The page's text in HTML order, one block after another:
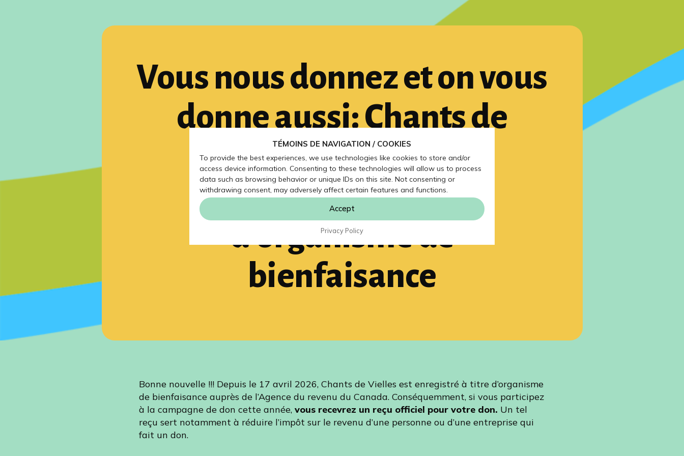
TÉMOINS DE NAVIGATION / COOKIES
To provide the best experiences, we use technologies like cookies to store and/or
access device information. Consenting to these technologies will allow us to process
data such as browsing behavior or unique IDs on this site. Not consenting or
withdrawing consent, may adversely affect certain features and functions.
Accept
Privacy Policy
Vous nous donnez et on vous
donne aussi: Chants de
Vielles maintenant
enregistré à titre
d’organisme de
bienfaisance
Bonne nouvelle !!! Depuis le 17 avril 2026, Chants de Vielles est enregistré à titre d’organisme
de bienfaisance auprès de l’Agence du revenu du Canada. Conséquemment, si vous participez
à la campagne de don cette année, vous recevrez un reçu officiel pour votre don. Un tel
reçu sert notamment à réduire l’impôt sur le revenu d’une personne ou d’une entreprise qui
fait un don.